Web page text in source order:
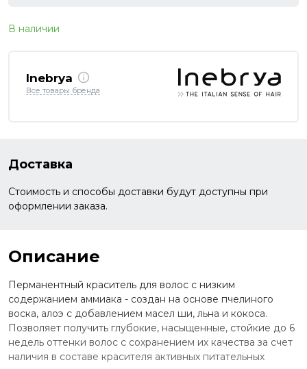
В наличии
Inebrya
Все товары бренда
Доставка
Стоимость и способы доставки будут доступны при
оформлении заказа.
Описание
Перманентный краситель для волос с низким
содержанием аммиака - создан на основе пчелиного
воска, алоэ с добавлением масел ши, льна и кокоса.
Позволяет получить глубокие, насыщенные, стойкие до 6
недель оттенки волос с сохранением их качества за счет
наличия в составе красителя активных питательных